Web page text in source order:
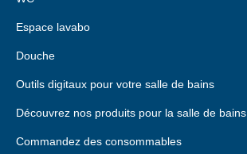
Espace lavabo
Douche
Outils digitaux pour votre salle de bains
Découvrez nos produits pour la salle de bains
Commandez des consommables